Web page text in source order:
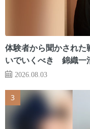
体験者から聞かされ
いでいくべき 錦織一
2026.08.03